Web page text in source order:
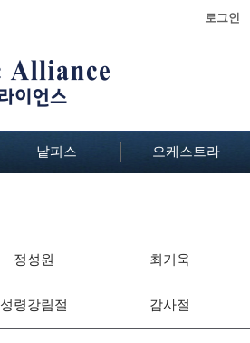
로그인
낱피스 오케스트라
정성원 최기욱
성령강림절 감사절